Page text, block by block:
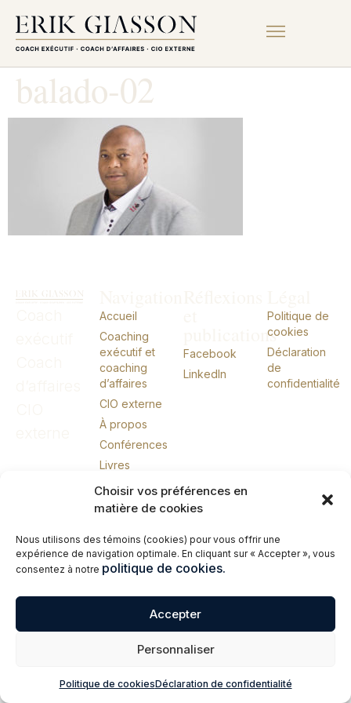
Choisir vos préférences en
matière de cookies
Nous utilisons des témoins (cookies) pour vous offrir une
expérience de navigation optimale. En cliquant sur « Accepter », vous
consentez à notre politique de cookies.
Accepter
Personnaliser
Politique de cookiesDéclaration de confidentialité
balado-02
Accueil
Coaching
exécutif et
coaching
d’affaires
CIO externe
À propos
Conférences
Livres
Me joindre
English
publications
Facebook
LinkedIn
Politique de
cookies
Déclaration
de
confidentialité
© 2026 Erik Giasson – Coach exécutif. Coach d’affaires. CIO externe.
Tous droits réservés.